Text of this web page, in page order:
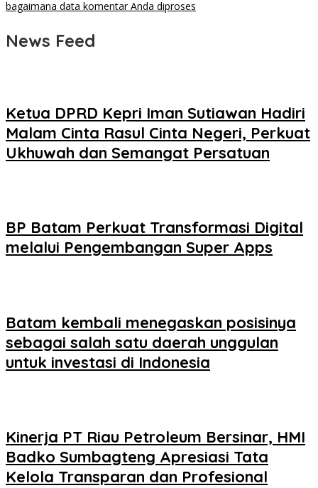
bagaimana data komentar Anda diproses
News Feed
Ketua DPRD Kepri Iman Sutiawan Hadiri
Malam Cinta Rasul Cinta Negeri, Perkuat
Ukhuwah dan Semangat Persatuan
BP Batam Perkuat Transformasi Digital
melalui Pengembangan Super Apps
Batam kembali menegaskan posisinya
sebagai salah satu daerah unggulan
untuk investasi di Indonesia
Kinerja PT Riau Petroleum Bersinar, HMI
Badko Sumbagteng Apresiasi Tata
Kelola Transparan dan Profesional